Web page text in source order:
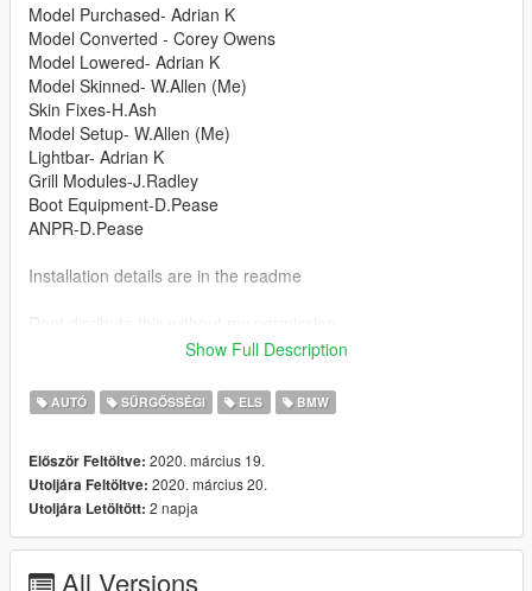
Model Purchased- Adrian K
Model Converted - Corey Owens
Model Lowered- Adrian K
Model Skinned- W.Allen (Me)
Skin Fixes-H.Ash
Model Setup- W.Allen (Me)
Lightbar- Adrian K
Grill Modules-J.Radley
Boot Equipment-D.Pease
ANPR-D.Pease
Installation details are in the readme
You can retexture for personal use
Changelog
Skin Fixes
Added Template
Credit Fixes
Thanks for dowloading!
Show Full Description
AUTÓ SŰRGŐSSÉGI ELS BMW
Először Feltöltve: 2020. március 19.
Utoljára Feltöltve: 2020. március 20.
Utoljára Letöltött: 2 napja
All Versions